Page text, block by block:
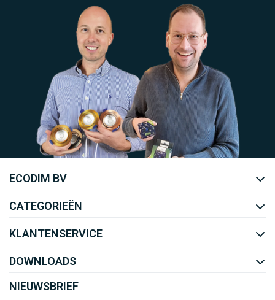
Uw EcoDim team
ECODIM BV
CATEGORIEËN
KLANTENSERVICE
DOWNLOADS
NIEUWSBRIEF